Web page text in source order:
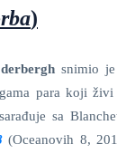
)
snimio je
para koji živi
sa
(Oceanovih 8,